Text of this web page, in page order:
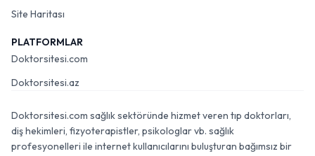
Site Haritası
PLATFORMLAR
Doktorsitesi.com
Doktorsitesi.az
Doktorsitesi.com sağlık sektöründe hizmet veren tıp doktorları,
diş hekimleri, fizyoterapistler, psikologlar vb. sağlık
profesyonelleri ile internet kullanıcılarını buluşturan bağımsız bir